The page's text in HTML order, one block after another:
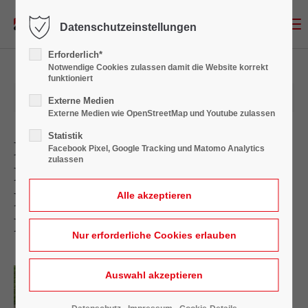
Login
Benutzername
Passwort
Anmelden
|Lost your password?
08.08.2024 11:48
Neubau auf dem Eibenweg in
Rheda-Wiedenbrück:
Fortschritte bei unserem neuen
Firmensitz
Datenschutzeinstellungen
Erforderlich*
Notwendige Cookies zulassen damit die Website korrekt
funktioniert
Externe Medien
Externe Medien wie OpenStreetMap und Youtube zulassen
Statistik
Facebook Pixel, Google Tracking und Matomo Analytics
zulassen